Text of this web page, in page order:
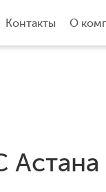
Контакты О
Астана